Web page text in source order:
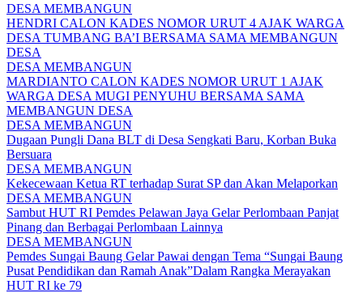
DESA MEMBANGUN
HENDRI CALON KADES NOMOR URUT 4 AJAK WARGA
DESA TUMBANG BA’I BERSAMA SAMA MEMBANGUN
DESA
DESA MEMBANGUN
MARDIANTO CALON KADES NOMOR URUT 1 AJAK
WARGA DESA MUGI PENYUHU BERSAMA SAMA
MEMBANGUN DESA
DESA MEMBANGUN
Dugaan Pungli Dana BLT di Desa Sengkati Baru, Korban Buka
Bersuara
DESA MEMBANGUN
Kekecewaan Ketua RT terhadap Surat SP dan Akan Melaporkan
DESA MEMBANGUN
Sambut HUT RI Pemdes Pelawan Jaya Gelar Perlombaan Panjat
Pinang dan Berbagai Perlombaan Lainnya
DESA MEMBANGUN
Pemdes Sungai Baung Gelar Pawai dengan Tema “Sungai Baung
Pusat Pendidikan dan Ramah Anak”Dalam Rangka Merayakan
HUT RI ke 79